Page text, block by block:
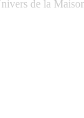
de la